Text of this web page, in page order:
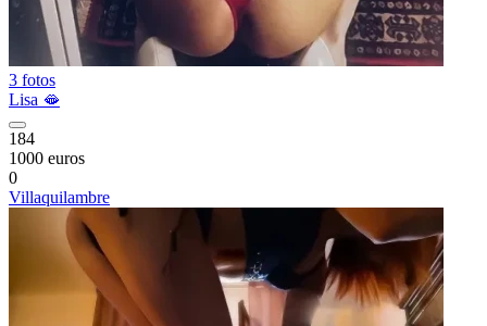
3 fotos
Lisa 🫦
184
1000 euros
0
Villaquilambre